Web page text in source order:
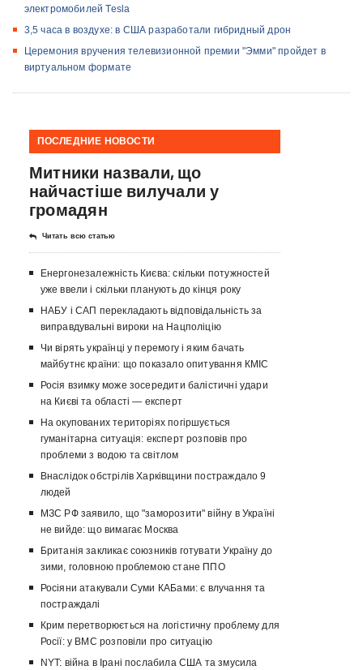
электромобилей Tesla
3,5 часа в воздухе: в США разработали гибридный дрон
Церемония вручения телевизионной премии "Эмми" пройдет в
виртуальном формате
ПОСЛЕДНИЕ НОВОСТИ
Митники назвали, що
найчастіше вилучали у
громадян
Читать всю статью
Енергонезалежність Києва: скільки потужностей
уже ввели і скільки планують до кінця року
НАБУ і САП перекладають відповідальність за
виправдувальні вироки на Нацполіцію
Чи вірять українці у перемогу і яким бачать
майбутнє країни: що показало опитування КМІС
Росія взимку може зосередити балістичні удари
на Києві та області — експерт
На окупованих територіях погіршується
гуманітарна ситуація: експерт розповів про
проблеми з водою та світлом
Внаслідок обстрілів Харківщини постраждало 9
людей
МЗС РФ заявило, що "заморозити" війну в Україні
не вийде: що вимагає Москва
Британія закликає союзників готувати Україну до
зими, головною проблемою стане ППО
Росіяни атакували Суми КАБами: є влучання та
постраждалі
Крим перетворюється на логістичну проблему для
Росії: у ВМС розповіли про ситуацію
NYT: війна в Ірані послабила США та змусила